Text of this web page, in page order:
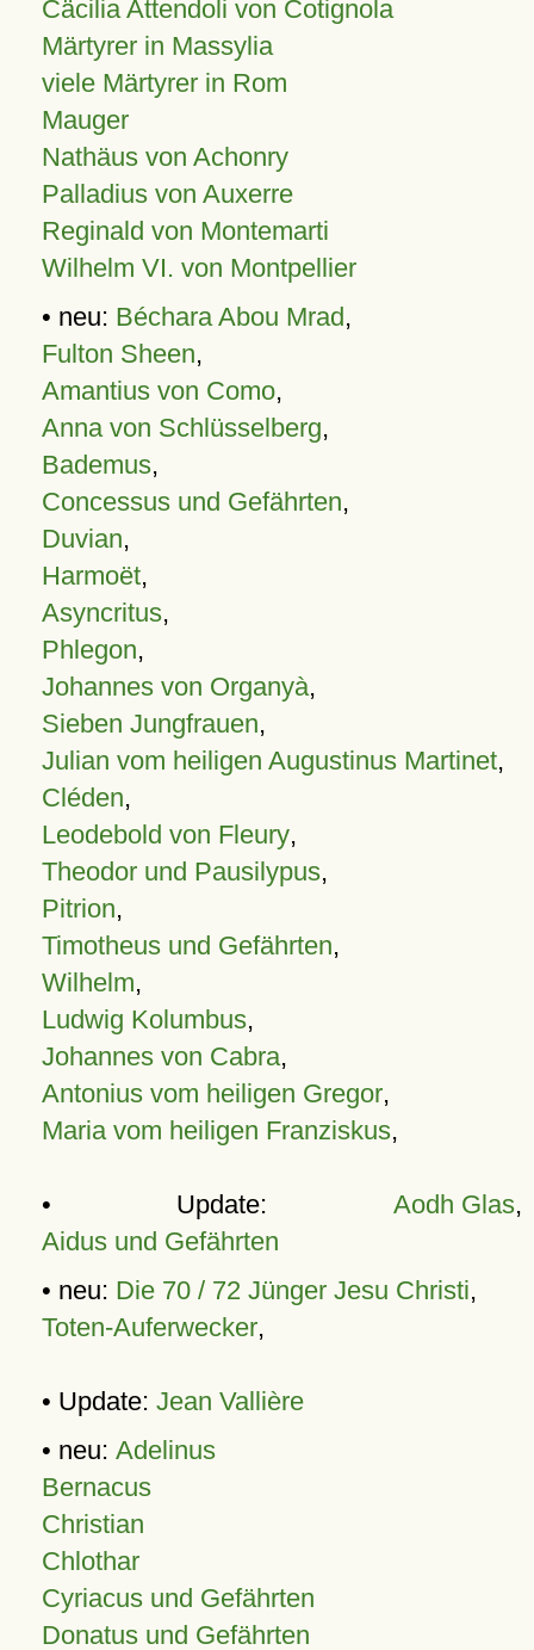
Cäcilia Attendoli von Cotignola
Märtyrer in Massylia
viele Märtyrer in Rom
Mauger
Nathäus von Achonry
Palladius von Auxerre
Reginald von Montemarti
Wilhelm VI. von Montpellier
• neu: Béchara Abou Mrad,
Fulton Sheen,
Amantius von Como,
Anna von Schlüsselberg,
Bademus,
Concessus und Gefährten,
Duvian,
Harmoët,
Asyncritus,
Phlegon,
Johannes von Organyà,
Sieben Jungfrauen,
Julian vom heiligen Augustinus Martinet,
Cléden,
Leodebold von Fleury,
Theodor und Pausilypus,
Pitrion,
Timotheus und Gefährten,
Wilhelm,
Ludwig Kolumbus,
Johannes von Cabra,
Antonius vom heiligen Gregor,
Maria vom heiligen Franziskus,
• Update: Aodh Glas,
Aidus und Gefährten
• neu: Die 70 / 72 Jünger Jesu Christi,
Toten-Auferwecker,
• Update: Jean Vallière
• neu: Adelinus
Bernacus
Christian
Chlothar
Cyriacus und Gefährten
Donatus und Gefährten